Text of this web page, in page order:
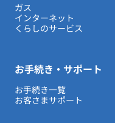
ガス
インターネット
くらしのサービス
お手続き・サポート
お手続き一覧
お客さまサポート